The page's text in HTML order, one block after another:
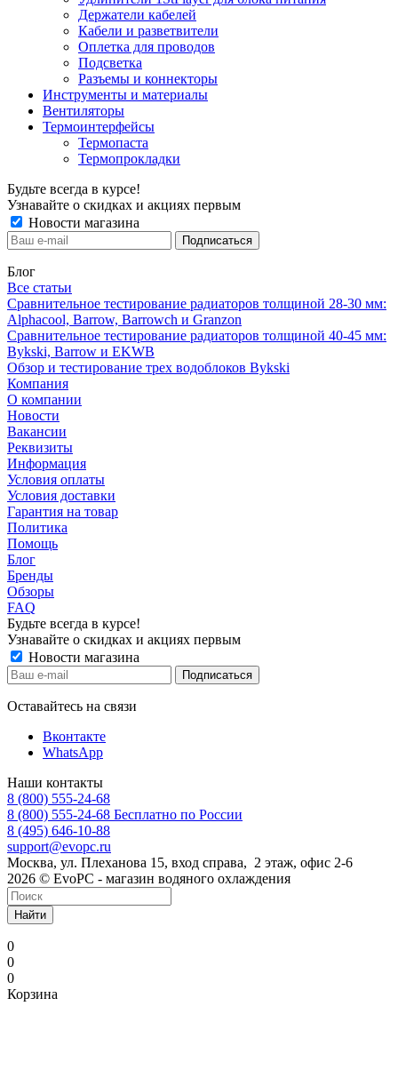
Держатели кабелей
Кабели и разветвители
Оплетка для проводов
Подсветка
Разъемы и коннекторы
Инструменты и материалы
Вентиляторы
Термоинтерфейсы
Термопаста
Термопрокладки
Будьте всегда в курсе!
Узнавайте о скидках и акциях первым
Новости магазина
Блог
Все статьи
Сравнительное тестирование радиаторов толщиной 28-30 мм:
Alphacool, Barrow, Barrowch и Granzon
Сравнительное тестирование радиаторов толщиной 40-45 мм:
Bykski, Barrow и EKWB
Обзор и тестирование трех водоблоков Bykski
Компания
О компании
Новости
Вакансии
Реквизиты
Информация
Условия оплаты
Условия доставки
Гарантия на товар
Политика
Помощь
Блог
Бренды
Обзоры
FAQ
Будьте всегда в курсе!
Узнавайте о скидках и акциях первым
Новости магазина
Оставайтесь на связи
Вконтакте
WhatsApp
Наши контакты
8 (800) 555-24-68
8 (800) 555-24-68 Бесплатно по России
8 (495) 646-10-88
support@evopc.ru
Москва, ул. Плеханова 15, вход справа, 2 этаж, офис 2-6
2026 © EvoPC - магазин водяного охлаждения
Найти
0
0
0
Корзина